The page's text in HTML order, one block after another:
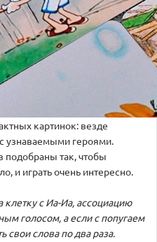
картинок: везде
узнаваемыми героями.
так, чтобы
и играть очень интересно.
клетку с Иа-Иа, ассоциацию
голосом, а если с попугаем
слова по два раза.